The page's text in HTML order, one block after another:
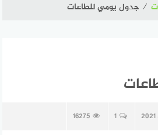
⁄ جدول يومي للطاعات
1
16275